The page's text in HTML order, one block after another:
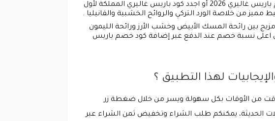
متجر paris gallery ksa يقدم لكافة العملاء الجدد والعملاء الحاليين فرصة استخدام كود خصم باريس غاليري 2026 أو اجدد كود باريس غاليري المملكة لأول
بين رائحة المسك الأبيض وخشب الأرز ورائحة الليمون
للجميع الحصول على اعلى نسبة خصم عند الدفع عبر إضافة كود خصم باريس
من الأوقات بكل سهولة ويسر من خلال ضغطة زر
الحديثة، يمكنكم طلب الشراء وتخفيض ثمن الشراء عبر